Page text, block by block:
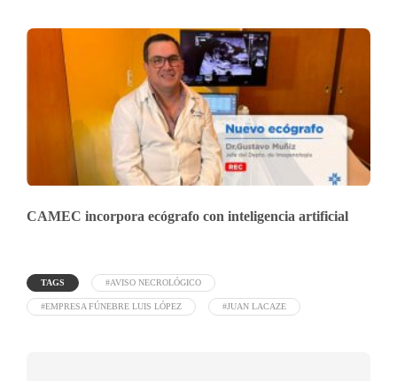
CAMEC incorpora ecógrafo con inteligencia artificial
TAGS #AVISO NECROLÓGICO
#EMPRESA FÚNEBRE LUIS LÓPEZ #JUAN LACAZE